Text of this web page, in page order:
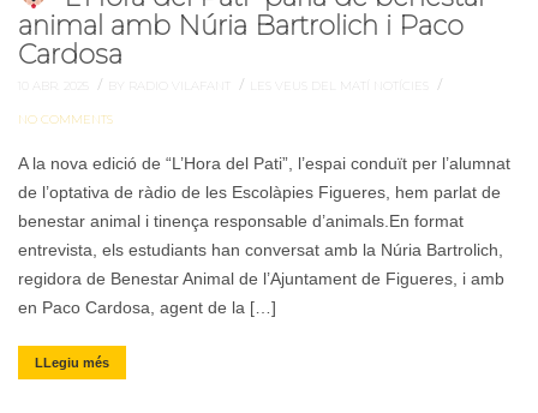
animal amb Núria Bartrolich i Paco
Cardosa
10 ABR. 2025 / BY RADIO VILAFANT / LES VEUS DEL MATÍ NOTÍCIES /
NO COMMENTS
A la nova edició de “L’Hora del Pati”, l’espai conduït per l’alumnat
de l’optativa de ràdio de les Escolàpies Figueres, hem parlat de
benestar animal i tinença responsable d’animals.En format
entrevista, els estudiants han conversat amb la Núria Bartrolich,
regidora de Benestar Animal de l’Ajuntament de Figueres, i amb
en Paco Cardosa, agent de la […]
LLegiu més